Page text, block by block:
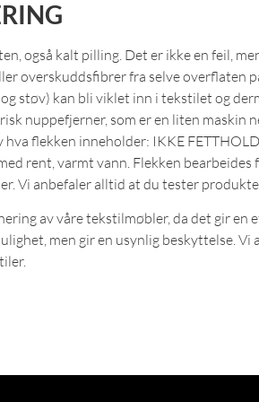
også kalt pilling. Det er ikke en feil,
overskuddsfibrer fra selve overflaten
støv) kan bli viklet inn i tekstilet og
nuppefjerner, som er en liten
flekken inneholder: IKKE
rent, varmt vann. Flekken
Vi anbefaler alltid at du tester
av våre tekstilmøbler, da det gir
men gir en usynlig beskyttelse.